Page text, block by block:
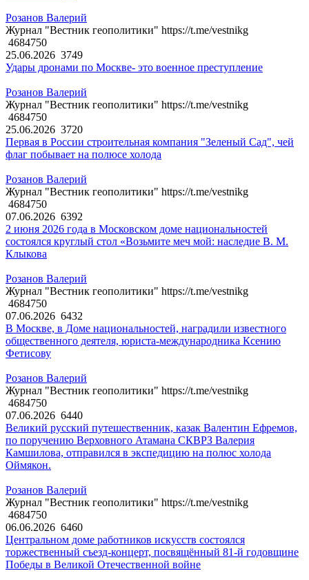
Розанов Валерий
Журнал "Вестник геополитики" https://t.me/vestnikg
4684750
25.06.2026 3749
Удары дронами по Москве- это военное преступление
Розанов Валерий
Журнал "Вестник геополитики" https://t.me/vestnikg
4684750
25.06.2026 3720
Первая в России строительная компания "Зеленый Сад", чей
флаг побывает на полюсе холода
Розанов Валерий
Журнал "Вестник геополитики" https://t.me/vestnikg
4684750
07.06.2026 6392
2 июня 2026 года в Московском доме национальностей
состоялся круглый стол «Возьмите меч мой: наследие В. М.
Клыкова
Розанов Валерий
Журнал "Вестник геополитики" https://t.me/vestnikg
4684750
07.06.2026 6432
В Москве, в Доме национальностей, наградили известного
общественного деятеля, юриста-международника Ксению
Фетисову
Розанов Валерий
Журнал "Вестник геополитики" https://t.me/vestnikg
4684750
07.06.2026 6440
Великий русский путешественник, казак Валентин Ефремов,
по поручению Верховного Атамана СКВРЗ Валерия
Камшилова, отправился в экспедицию на полюс холода
Оймякон.
Розанов Валерий
Журнал "Вестник геополитики" https://t.me/vestnikg
4684750
06.06.2026 6460
Центральном доме работников искусств состоялся
торжественный съезд-концерт, посвящённый 81-й годовщине
Победы в Великой Отечественной войне